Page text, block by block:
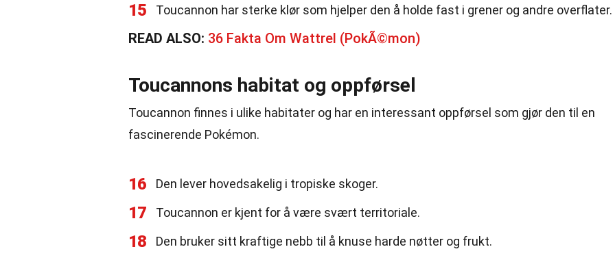
15 Toucannon har sterke klør som hjelper den å holde fast i grener og andre overflater.
READ ALSO: 36 Fakta Om Wattrel (PokÃ©mon)
Toucannons habitat og oppførsel
Toucannon finnes i ulike habitater og har en interessant oppførsel som gjør den til en
fascinerende Pokémon.
16 Den lever hovedsakelig i tropiske skoger.
17 Toucannon er kjent for å være svært territoriale.
18 Den bruker sitt kraftige nebb til å knuse harde nøtter og frukt.